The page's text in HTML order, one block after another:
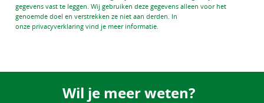
gegevens vast te leggen. Wij gebruiken deze gegevens alleen voor het
genoemde doel en verstrekken ze niet aan derden. In
onze privacyverklaring vind je meer informatie.
Wil je meer weten?